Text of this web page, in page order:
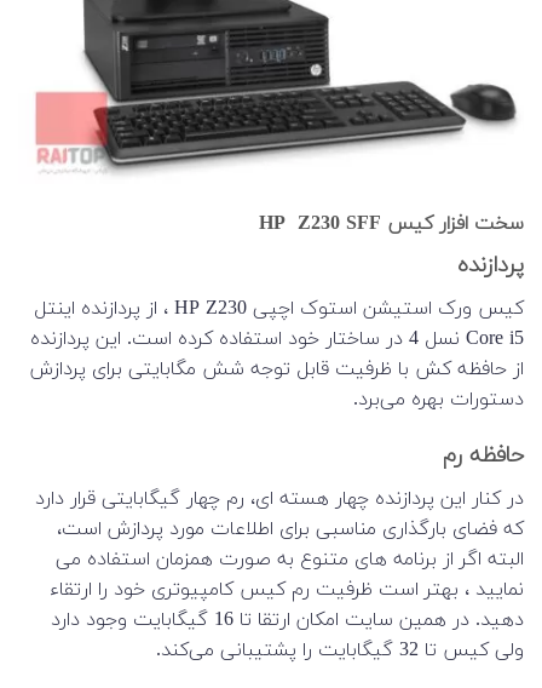
سخت افزار کیس HP Z230 SFF
پردازنده
کیس ورک استیشن استوک اچپی HP Z230 ، از پردازنده اینتل
Core i5 نسل 4 در ساختار خود استفاده کرده است. این پردازنده
از حافظه کش با ظرفیت قابل توجه شش مگابایتی برای پردازش
دستورات بهره می‌برد.
حافظه رم
در کنار این پردازنده چهار هسته ای، رم چهار گیگابایتی قرار دارد
که فضای بارگذاری مناسبی برای اطلاعات مورد پردازش است،
البته اگر از برنامه های متنوع به صورت همزمان استفاده می
نمایید ، بهتر است ظرفیت رم کیس کامپیوتری خود را ارتقاء
دهید. در همین سایت امکان ارتقا تا 16 گیگابایت وجود دارد
ولی کیس تا 32 گیگابایت را پشتیبانی می‌کند.